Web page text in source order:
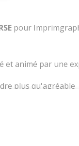
pour
et animé par une
plus qu'agréable